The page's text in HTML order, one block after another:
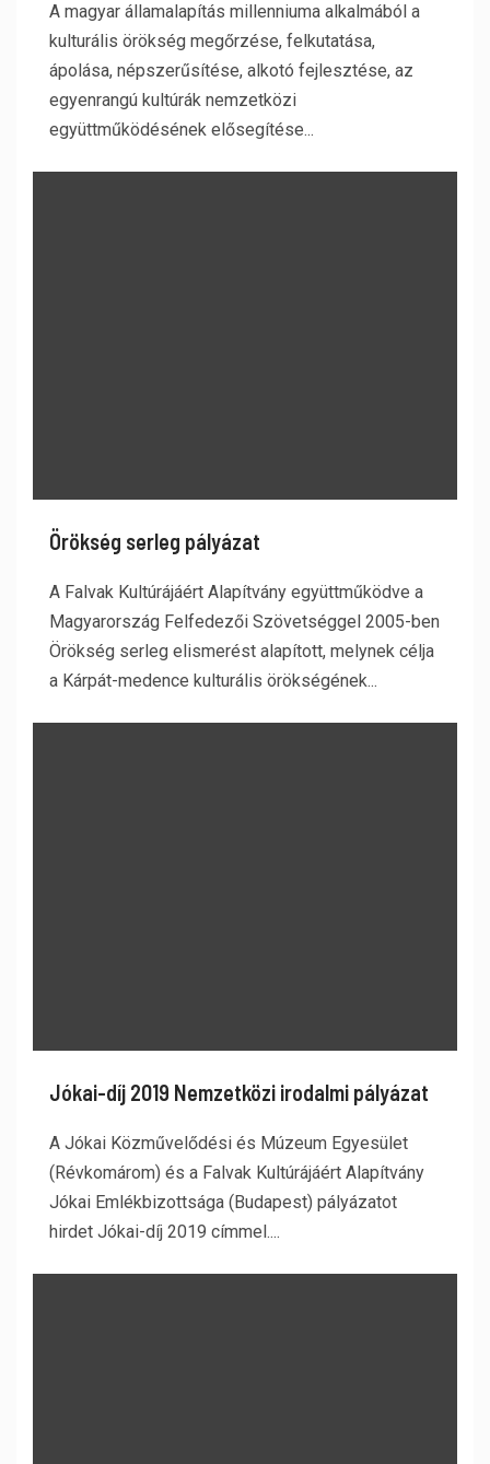
A magyar államalapítás millenniuma alkalmából a
kulturális örökség megőrzése, felkutatása,
ápolása, népszerűsítése, alkotó fejlesztése, az
egyenrangú kultúrák nemzetközi
együttműködésének elősegítése...
Örökség serleg pályázat
A Falvak Kultúrájáért Alapítvány együttműködve a
Magyarország Felfedezői Szövetséggel 2005-ben
Örökség serleg elismerést alapított, melynek célja
a Kárpát-medence kulturális örökségének...
Jókai-díj 2019 Nemzetközi irodalmi pályázat
A Jókai Közművelődési és Múzeum Egyesület
(Révkomárom) és a Falvak Kultúrájáért Alapítvány
Jókai Emlékbizottsága (Budapest) pályázatot
hirdet Jókai-díj 2019 címmel....